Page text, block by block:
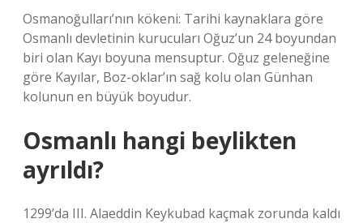
Osmanoğulları’nın kökeni: Tarihi kaynaklara göre
Osmanlı devletinin kurucuları Oğuz’un 24 boyundan
biri olan Kayı boyuna mensuptur. Oğuz geleneğine
göre Kayılar, Boz-oklar’ın sağ kolu olan Günhan
kolunun en büyük boyudur.
Osmanlı hangi beylikten
ayrıldı?
1299’da III. Alaeddin Keykubad kaçmak zorunda kaldı